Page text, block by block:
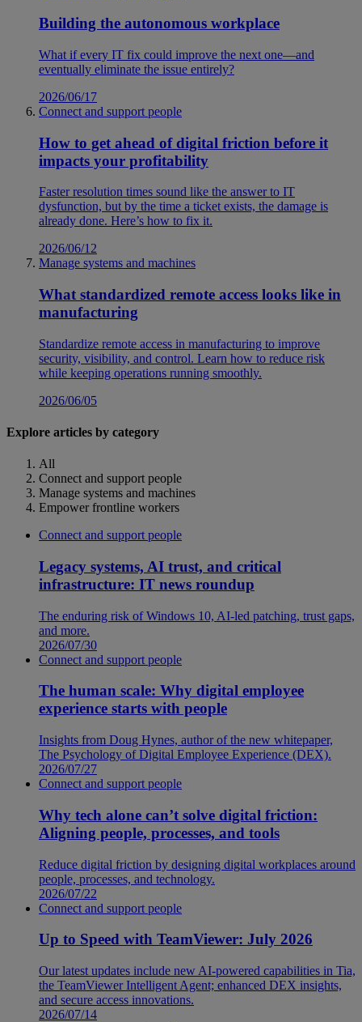
Building the autonomous workplace
What if every IT fix could improve the next one—and
eventually eliminate the issue entirely?
2026/06/17
Connect and support people
How to get ahead of digital friction before it
impacts your profitability
Faster resolution times sound like the answer to IT
dysfunction, but by the time a ticket exists, the damage is
already done. Here’s how to fix it.
2026/06/12
Manage systems and machines
What standardized remote access looks like in
manufacturing
Standardize remote access in manufacturing to improve
security, visibility, and control. Learn how to reduce risk
while keeping operations running smoothly.
2026/06/05
Explore articles by category
All
Connect and support people
Manage systems and machines
Empower frontline workers
Connect and support people
Legacy systems, AI trust, and critical
infrastructure: IT news roundup
The enduring risk of Windows 10, AI-led patching, trust gaps,
and more.
2026/07/30
Connect and support people
The human scale: Why digital employee
experience starts with people
Insights from Doug Hynes, author of the new whitepaper,
The Psychology of Digital Employee Experience (DEX).
2026/07/27
Connect and support people
Why tech alone can’t solve digital friction:
Aligning people, processes, and tools
Reduce digital friction by designing digital workplaces around
people, processes, and technology.
2026/07/22
Connect and support people
Up to Speed with TeamViewer: July 2026
Our latest updates include new AI-powered capabilities in Tia,
the TeamViewer Intelligent Agent; enhanced DEX insights,
and secure access innovations.
2026/07/14